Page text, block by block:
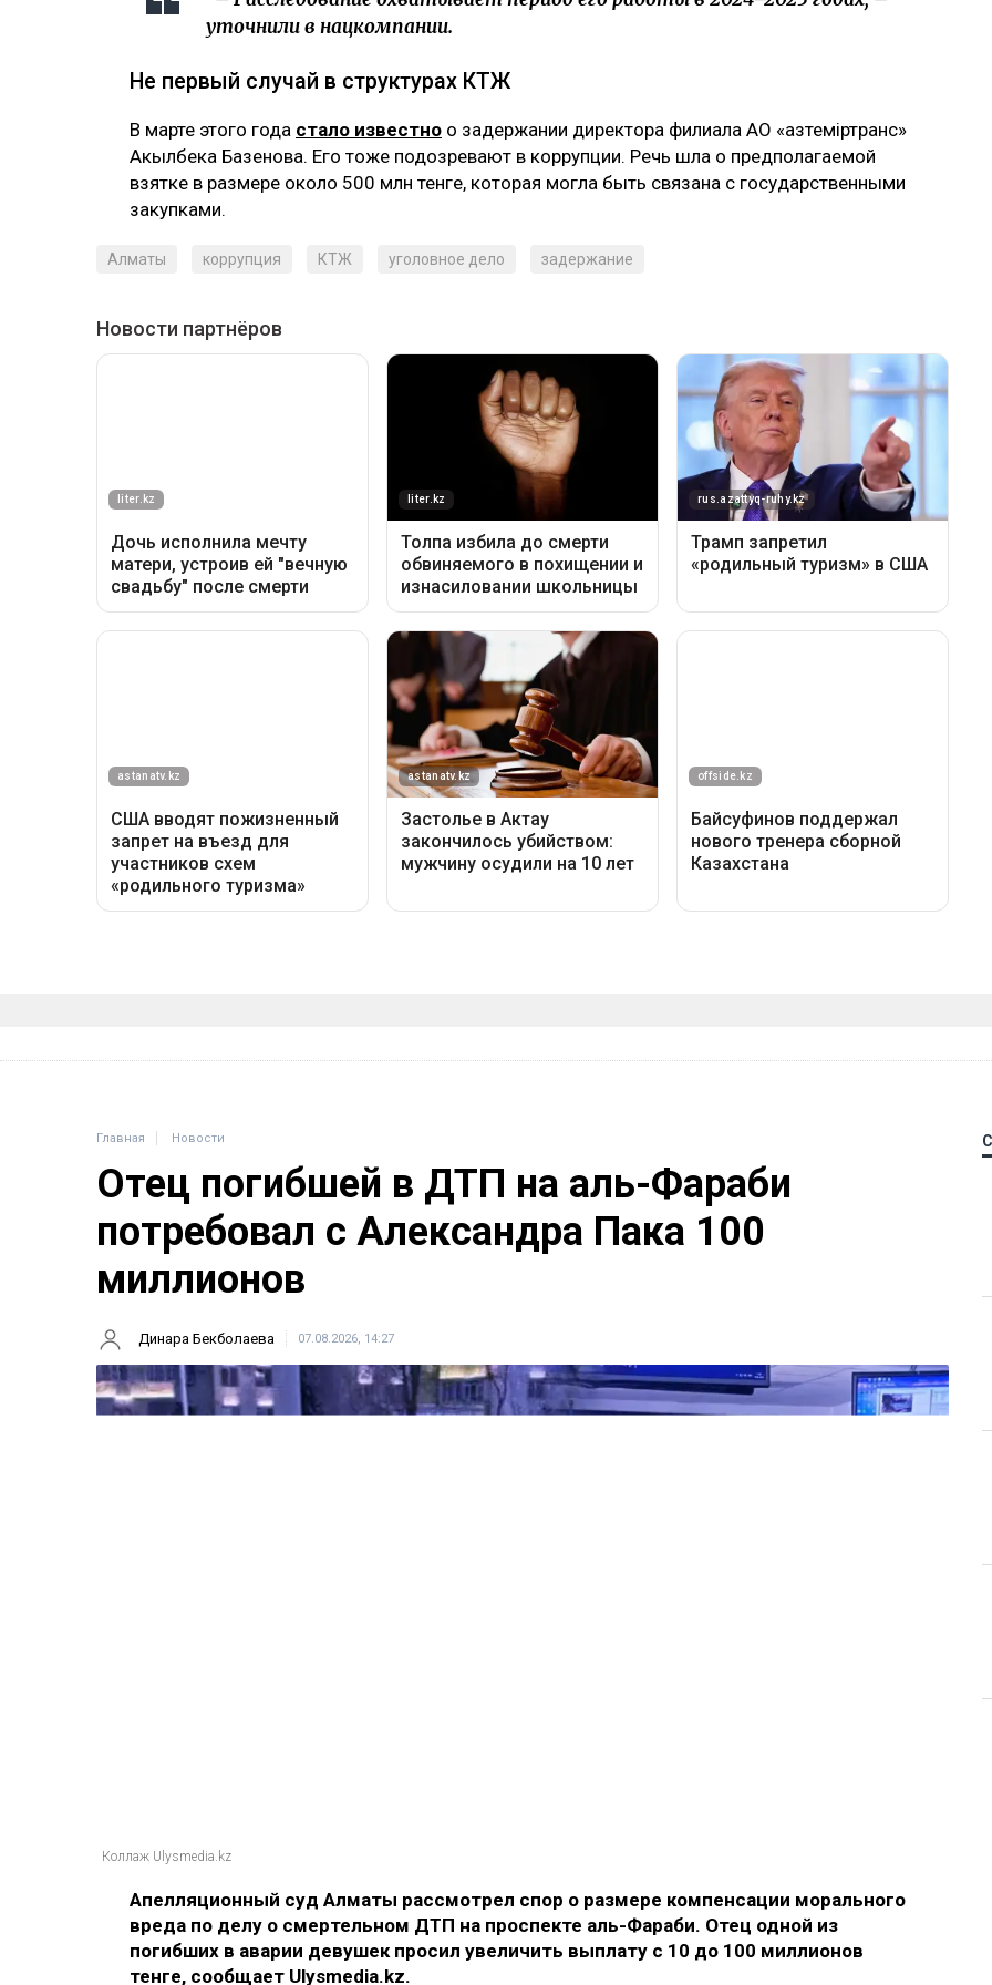
уточнили в нацкомпании.
Не первый случай в структурах КТЖ
В марте этого года стало известно о задержании директора филиала АО «Қазтеміртранс»
Акылбека Базенова. Его тоже подозревают в коррупции. Речь шла о предполагаемой
взятке в размере около 500 млн тенге, которая могла быть связана с государственными
закупками.
Алматы коррупция КТЖ уголовное дело задержание
Главная Новости
Отец погибшей в ДТП на аль-Фараби
потребовал с Александра Пака 100
миллионов
Динара Бекболаева 07.08.2026, 14:27
Коллаж Ulysmedia.kz
Апелляционный суд Алматы рассмотрел спор о размере компенсации морального
вреда по делу о смертельном ДТП на проспекте аль-Фараби. Отец одной из
погибших в аварии девушек просил увеличить выплату с 10 до 100 миллионов
тенге, сообщает Ulysmedia.kz.